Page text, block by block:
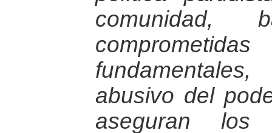
comunidad,
abusivo del
aseguran